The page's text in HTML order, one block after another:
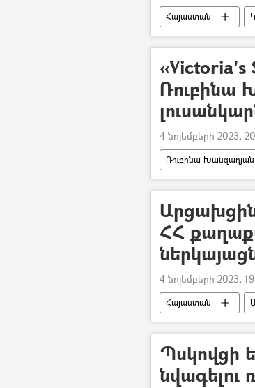
Հայաստան
«Victoria's
Ռուբինա
4 նոյեմբերի 2023,
Ռուբինա Խանզադյան
ՀՀ
4 նոյեմբերի 2023,
Հայաստան
Պսկովցի
նվագելու